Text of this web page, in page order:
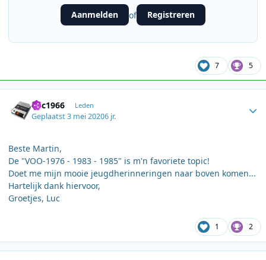
Aanmelden of Registreren
7 5
Luc1966 Leden
Geplaatst3 mei 20206 jr.
Beste Martin,
De "VOO-1976 - 1983 - 1985" is m'n favoriete topic!
Doet me mijn mooie jeugdherinneringen naar boven komen...
Hartelijk dank hiervoor,
Groetjes, Luc
1 2